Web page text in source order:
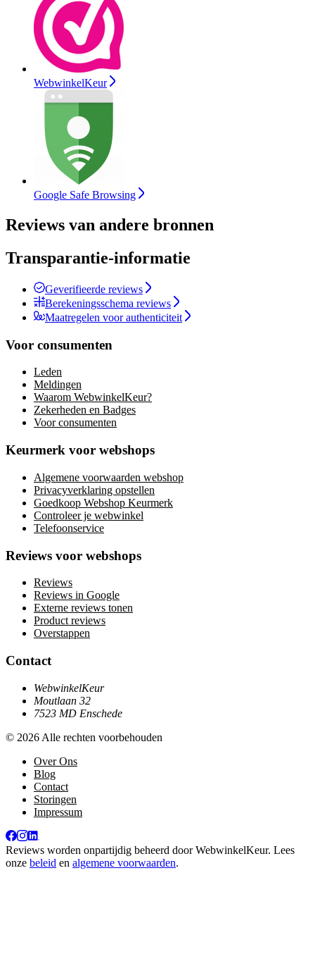
WebwinkelKeur
Google Safe Browsing
Reviews van andere bronnen
Transparantie-informatie
Geverifieerde reviews
Berekeningsschema reviews
Maatregelen voor authenticiteit
Voor consumenten
Leden
Meldingen
Waarom WebwinkelKeur?
Zekerheden en Badges
Voor consumenten
Keurmerk voor webshops
Algemene voorwaarden webshop
Privacyverklaring opstellen
Goedkoop Webshop Keurmerk
Controleer je webwinkel
Telefoonservice
Reviews voor webshops
Reviews
Reviews in Google
Externe reviews tonen
Product reviews
Overstappen
Contact
WebwinkelKeur
Moutlaan 32
7523 MD Enschede
© 2026 Alle rechten voorbehouden
Over Ons
Blog
Contact
Storingen
Impressum
Reviews worden onpartijdig beheerd doorWebwinkelKeur. Lees
onze beleid en algemene voorwaarden.